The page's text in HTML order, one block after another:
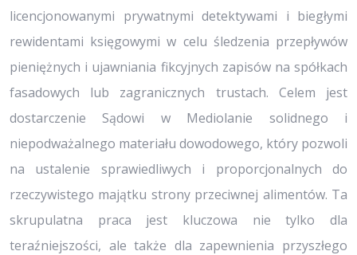
licencjonowanymi prywatnymi detektywami i biegłymi
rewidentami księgowymi w celu śledzenia przepływów
pieniężnych i ujawniania fikcyjnych zapisów na spółkach
fasadowych lub zagranicznych trustach. Celem jest
dostarczenie Sądowi w Mediolanie solidnego i
niepodważalnego materiału dowodowego, który pozwoli
na ustalenie sprawiedliwych i proporcjonalnych do
rzeczywistego majątku strony przeciwnej alimentów. Ta
skrupulatna praca jest kluczowa nie tylko dla
teraźniejszości, ale także dla zapewnienia przyszłego